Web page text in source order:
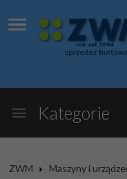
Kategorie
ZWM Maszyny i